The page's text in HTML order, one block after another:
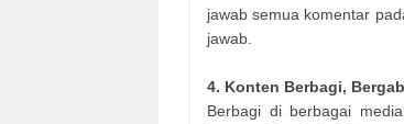
jawab semua komentar
jawab.
4. Konten Berbagi,
Berbagi di berbagai